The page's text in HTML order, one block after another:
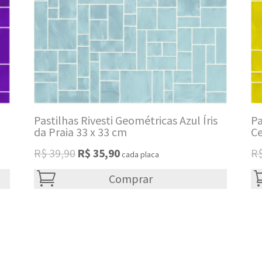
Pastilhas Rivesti Geométricas Azul Íris
da Praia 33 x 33 cm
R$39,90 Original
R$ 35,90Current
is:
cada placa
Comprar